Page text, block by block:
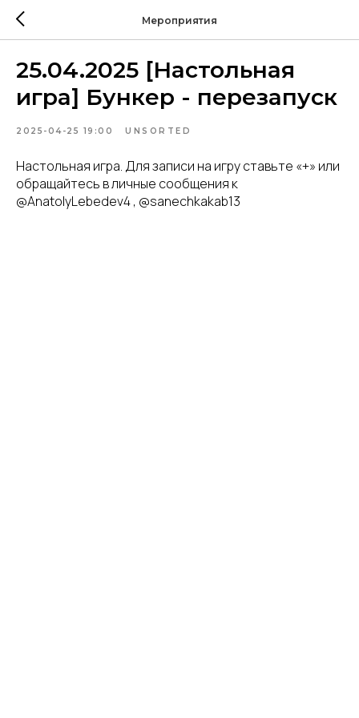
Мероприятия
25.04.2025 [Настольная
игра] Бункер - перезапуск
2025-04-25 19:00 UNSORTED
Настольная игра. Для записи на игру ставьте «+» или
обращайтесь в личные сообщения к
@AnatolyLebedev4 , @sanechkakab13